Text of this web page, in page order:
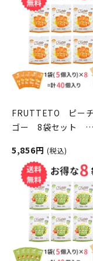
FRUTTETO ピー
ゴー 8袋セット
ト）
5,856円 (税込)